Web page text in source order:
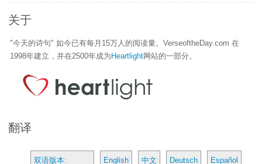
关于
"今天的诗句" 如今已有每月15万人的阅读量。VerseoftheDay.com 在
1998年建立，并在2500年成为 Heartlight网站的一部分。
翻译
双语版本: English 中文 Deutsch Español